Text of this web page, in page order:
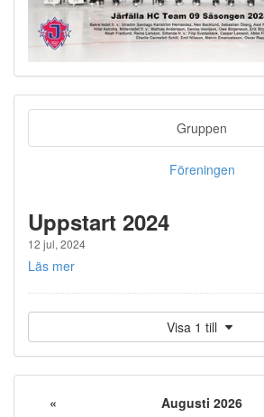
Gruppen
Föreningen
Uppstart 2024
12 jul, 2024
Läs mer
Visa 1 till
« Augusti 2026